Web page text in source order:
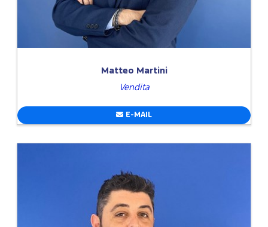
Matteo Martini
Vendita
E-MAIL